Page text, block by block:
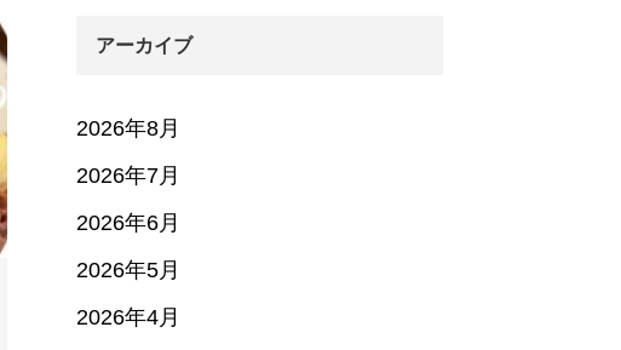
アーカイブ
2026年8月
2026年7月
2026年6月
2026年5月
2026年4月